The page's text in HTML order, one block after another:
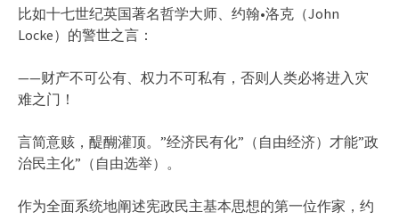
比如十七世纪英国著名哲学大师、约翰•洛克（John
Locke）的警世之言：
——财产不可公有、权力不可私有，否则人类必将进入灾
难之门！
言简意赅，醍醐灌顶。”经济民有化”（自由经济）才能”政
治民主化”（自由选举）。
作为全面系统地阐述宪政民主基本思想的第一位作家，约